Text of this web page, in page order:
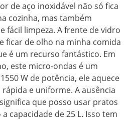
de aço inoxidável não só fica
cozinha, mas também
fácil limpeza. A frente de vidro
ficar de olho na minha comida
é um recurso fantástico. Em
este micro-ondas é um
W de potência, ele aquece
e uniforme. A ausência
que posso usar pratos
capacidade de 25 L. Isso tem